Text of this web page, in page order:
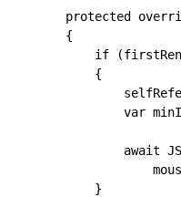
protected
    {
if
        {
var
await
        }